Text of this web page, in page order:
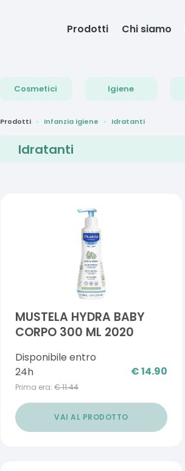
Prodotti Chi siamo
Cosmetici Igiene
Prodotti Infanzia igiene Idratanti
Idratanti
MUSTELA HYDRA BABY
CORPO 300 ML 2020
Disponibile entro
24h
Prima era: €11.44
€14.90
VAI AL PRODOTTO